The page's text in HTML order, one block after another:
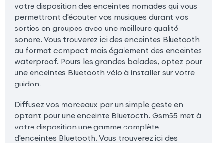
votre disposition des enceintes nomades qui vous
permettront d'écouter vos musiques durant vos
sorties en groupes avec une meilleure qualité
sonore. Vous trouverez ici des enceintes Bluetooth
au format compact mais également des enceintes
waterproof. Pours les grandes balades, optez pour
une enceintes Bluetooth vélo à installer sur votre
guidon.
Diffusez vos morceaux par un simple geste en
optant pour une enceinte Bluetooth. Gsm55 met à
votre disposition une gamme complète
d'enceintes Bluetooth. Vous trouverez ici des